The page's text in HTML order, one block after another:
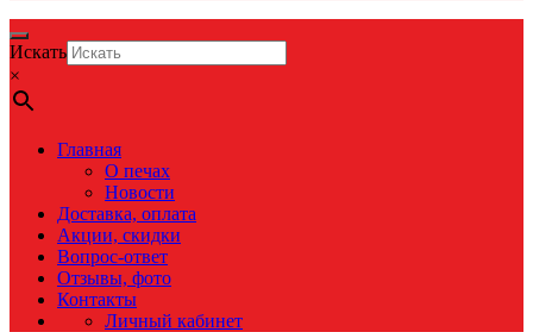
Искать
×
Главная
О печах
Новости
Доставка, оплата
Акции, скидки
Вопрос-ответ
Отзывы, фото
Контакты
Личный кабинет